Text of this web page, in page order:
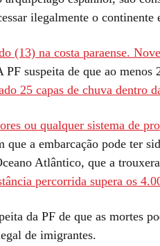
ilegalmente o continente
(13) na costa paraense.
PF suspeita de que ao menos
25 capas de chuva dentro
ou qualquer sistema de
que a embarcação pode ter
Atlântico, que a
percorrida supera os
da PF de que as mortes
de imigrantes.